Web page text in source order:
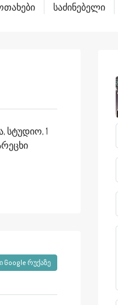
საძინებელი
სტუდიო, 1
Google რუქაზე